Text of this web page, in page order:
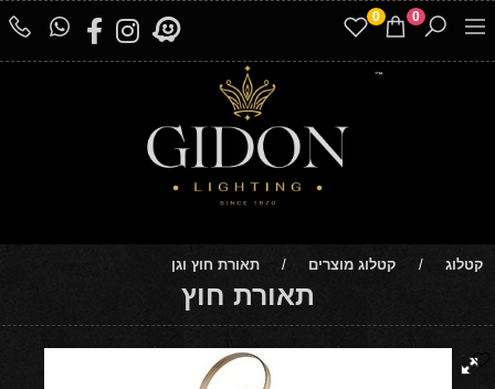
0
0
קטלוג / קטלוג מוצרים / תאורת חוץ וגן
תאורת חוץ